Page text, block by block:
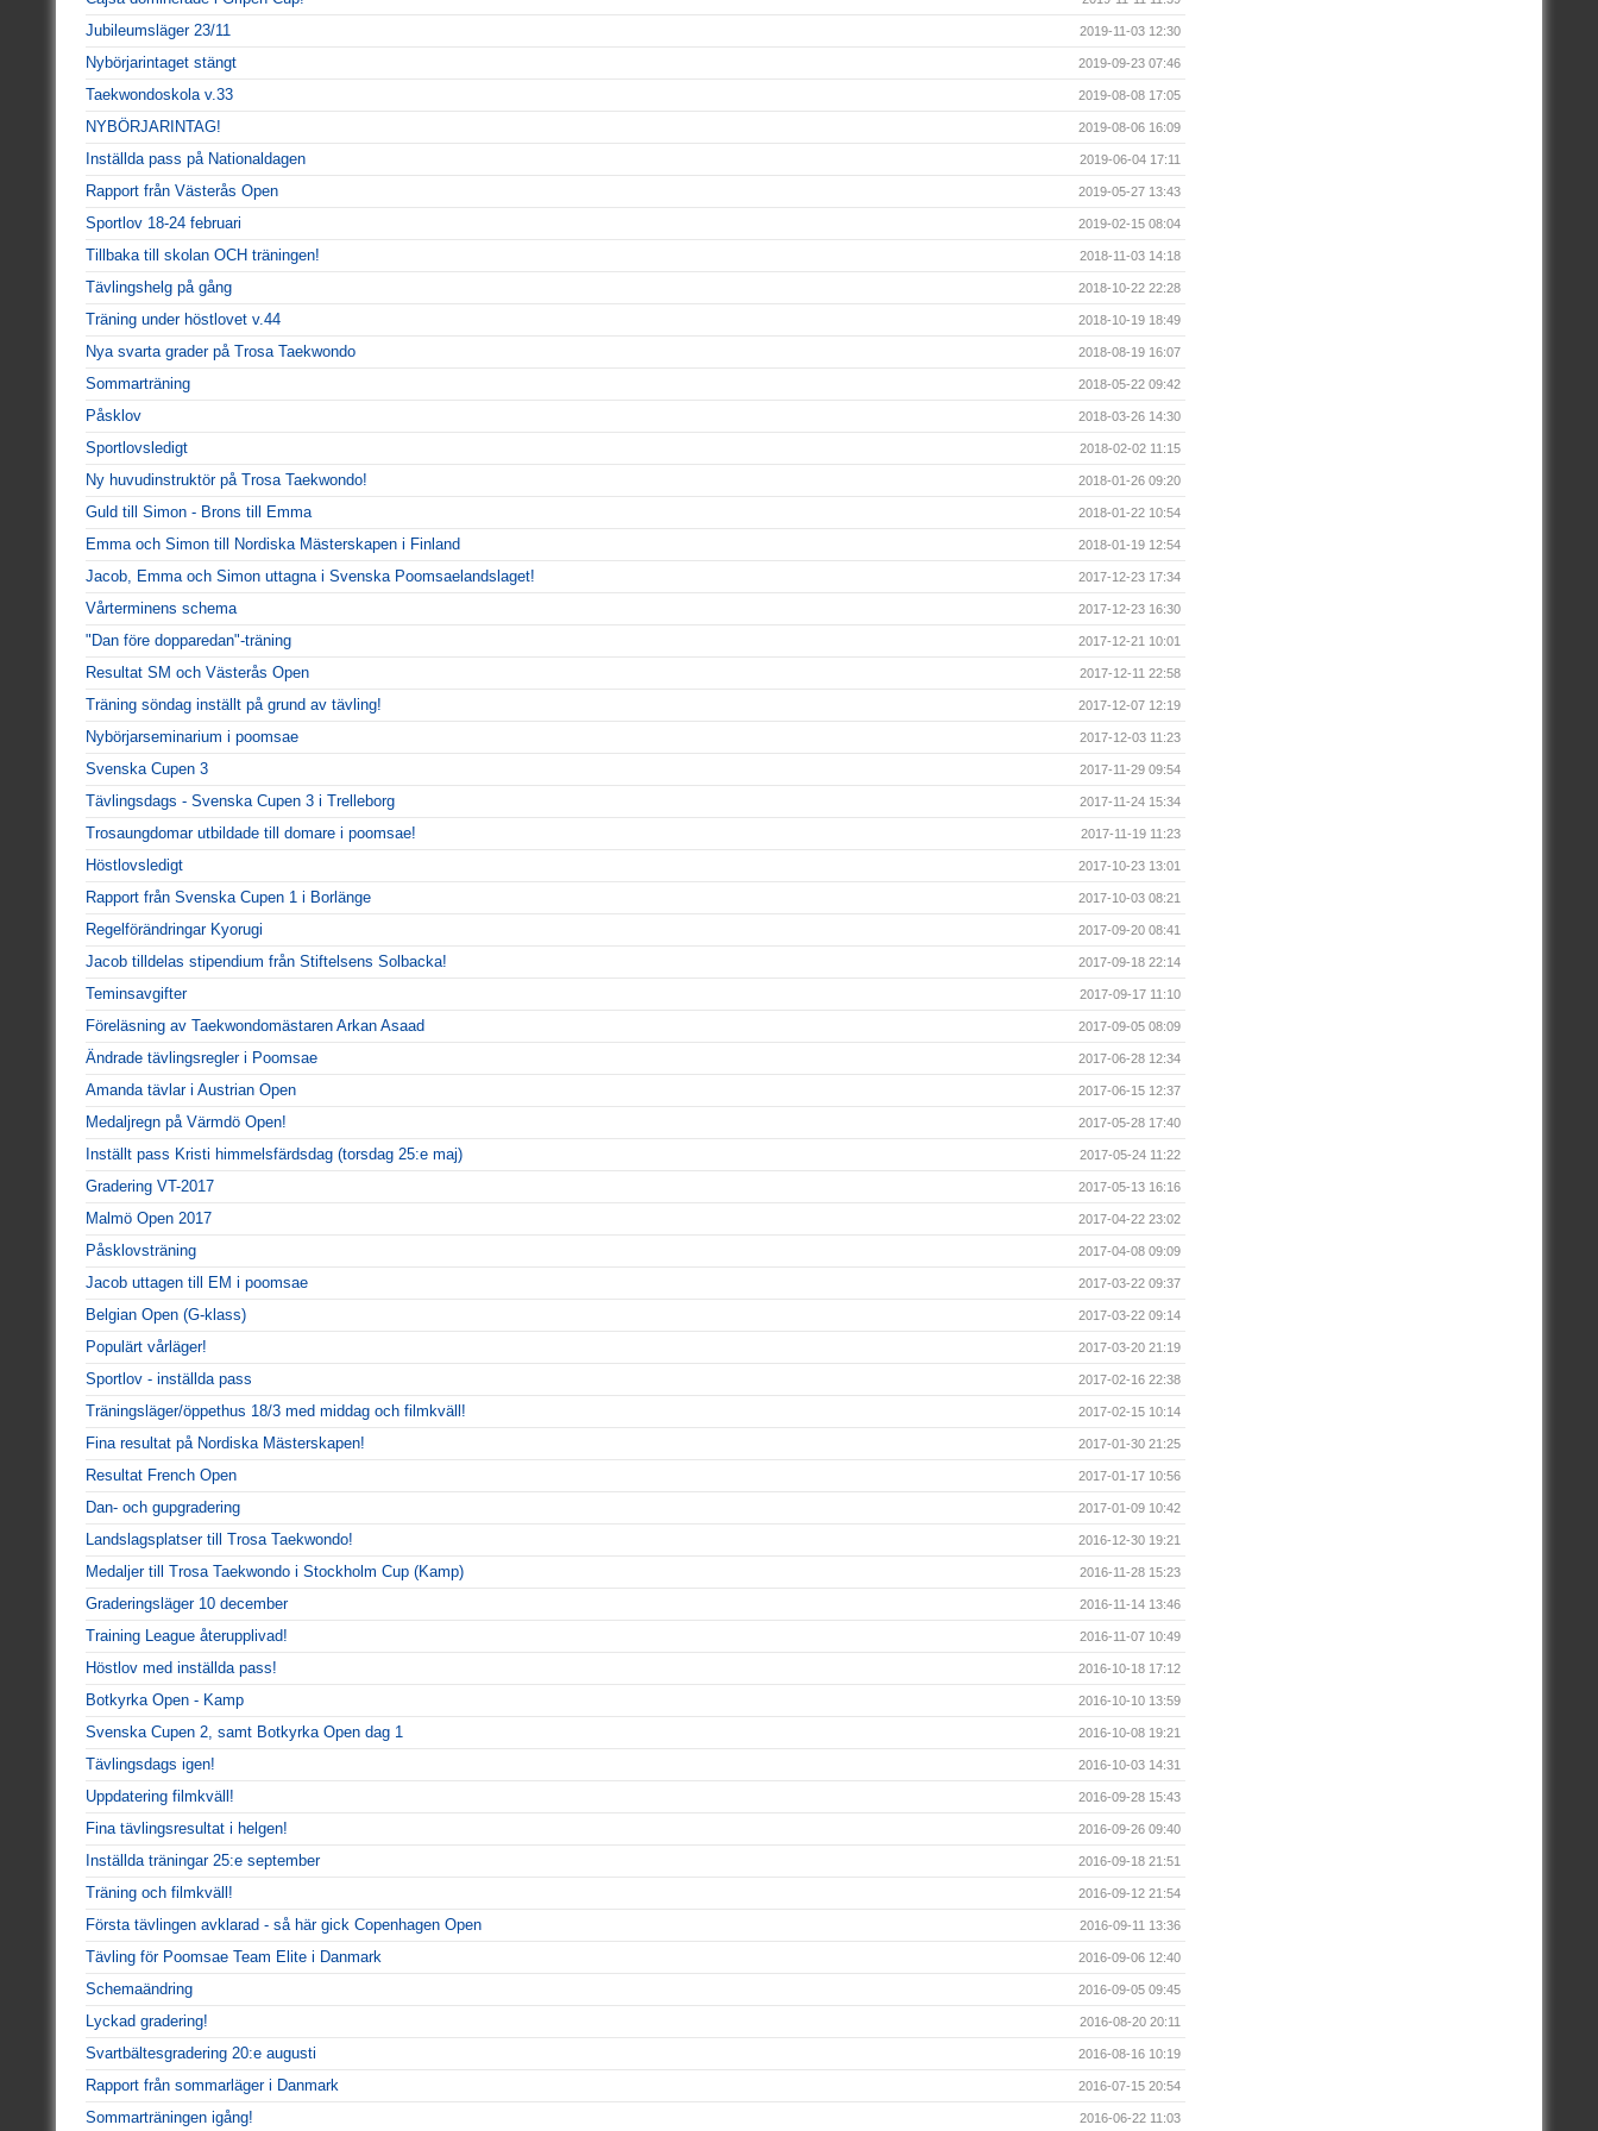
Jubileumsläger 23/11 2019-11-03 12:30
Nybörjarintaget stängt 2019-09-23 07:46
Taekwondoskola v.33 2019-08-08 17:05
NYBÖRJARINTAG! 2019-08-06 16:09
Inställda pass på Nationaldagen 2019-06-04 17:11
Rapport från Västerås Open 2019-05-27 13:43
Sportlov 18-24 februari 2019-02-15 08:04
Tillbaka till skolan OCH träningen! 2018-11-03 14:18
Tävlingshelg på gång 2018-10-22 22:28
Träning under höstlovet v.44 2018-10-19 18:49
Nya svarta grader på Trosa Taekwondo 2018-08-19 16:07
Sommarträning 2018-05-22 09:42
Påsklov 2018-03-26 14:30
Sportlovsledigt 2018-02-02 11:15
Ny huvudinstruktör på Trosa Taekwondo! 2018-01-26 09:20
Guld till Simon - Brons till Emma 2018-01-22 10:54
Emma och Simon till Nordiska Mästerskapen i Finland 2018-01-19 12:54
Jacob, Emma och Simon uttagna i Svenska Poomsaelandslaget! 2017-12-23 17:34
Vårterminens schema 2017-12-23 16:30
"Dan före dopparedan"-träning 2017-12-21 10:01
Resultat SM och Västerås Open 2017-12-11 22:58
Träning söndag inställt på grund av tävling! 2017-12-07 12:19
Nybörjarseminarium i poomsae 2017-12-03 11:23
Svenska Cupen 3 2017-11-29 09:54
Tävlingsdags - Svenska Cupen 3 i Trelleborg 2017-11-24 15:34
Trosaungdomar utbildade till domare i poomsae! 2017-11-19 11:23
Höstlovsledigt 2017-10-23 13:01
Rapport från Svenska Cupen 1 i Borlänge 2017-10-03 08:21
Regelförändringar Kyorugi 2017-09-20 08:41
Jacob tilldelas stipendium från Stiftelsens Solbacka! 2017-09-18 22:14
Teminsavgifter 2017-09-17 11:10
Föreläsning av Taekwondomästaren Arkan Asaad 2017-09-05 08:09
Ändrade tävlingsregler i Poomsae 2017-06-28 12:34
Amanda tävlar i Austrian Open 2017-06-15 12:37
Medaljregn på Värmdö Open! 2017-05-28 17:40
Inställt pass Kristi himmelsfärdsdag (torsdag 25:e maj) 2017-05-24 11:22
Gradering VT-2017 2017-05-13 16:16
Malmö Open 2017 2017-04-22 23:02
Påsklovsträning 2017-04-08 09:09
Jacob uttagen till EM i poomsae 2017-03-22 09:37
Belgian Open (G-klass) 2017-03-22 09:14
Populärt vårläger! 2017-03-20 21:19
Sportlov - inställda pass 2017-02-16 22:38
Träningsläger/öppethus 18/3 med middag och filmkväll! 2017-02-15 10:14
Fina resultat på Nordiska Mästerskapen! 2017-01-30 21:25
Resultat French Open 2017-01-17 10:56
Dan- och gupgradering 2017-01-09 10:42
Landslagsplatser till Trosa Taekwondo! 2016-12-30 19:21
Medaljer till Trosa Taekwondo i Stockholm Cup (Kamp) 2016-11-28 15:23
Graderingsläger 10 december 2016-11-14 13:46
Training League återupplivad! 2016-11-07 10:49
Höstlov med inställda pass! 2016-10-18 17:12
Botkyrka Open - Kamp 2016-10-10 13:59
Svenska Cupen 2, samt Botkyrka Open dag 1 2016-10-08 19:21
Tävlingsdags igen! 2016-10-03 14:31
Uppdatering filmkväll! 2016-09-28 15:43
Fina tävlingsresultat i helgen! 2016-09-26 09:40
Inställda träningar 25:e september 2016-09-18 21:51
Träning och filmkväll! 2016-09-12 21:54
Första tävlingen avklarad - så här gick Copenhagen Open 2016-09-11 13:36
Tävling för Poomsae Team Elite i Danmark 2016-09-06 12:40
Schemaändring 2016-09-05 09:45
Lyckad gradering! 2016-08-20 20:11
Svartbältesgradering 20:e augusti 2016-08-16 10:19
Rapport från sommarläger i Danmark 2016-07-15 20:54
Sommarträningen igång! 2016-06-22 11:03